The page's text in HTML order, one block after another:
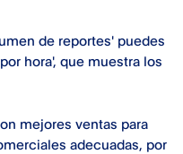
de reportes' puedes
hora', que muestra los
mejores ventas para
adecuadas, por